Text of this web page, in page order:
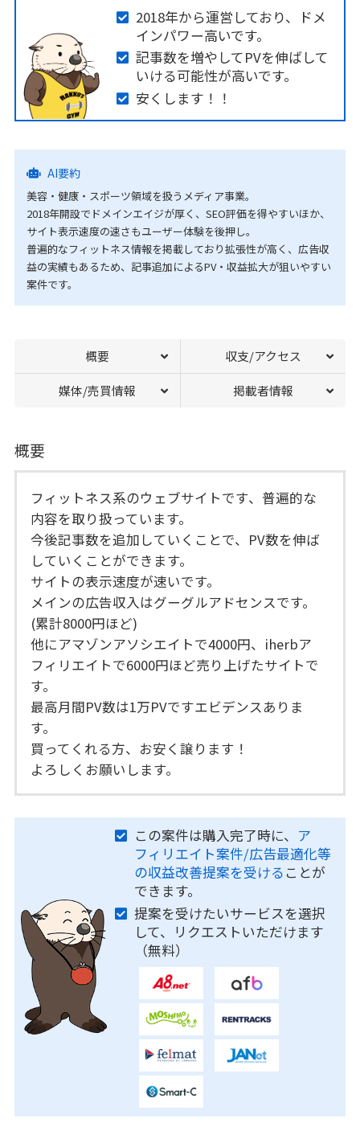
2018年から運営しており、ドメ
インパワー高いです。
記事数を増やしてPVを伸ばして
いける可能性が高いです。
安くします！！
AI要約
美容・健康・スポーツ領域を扱うメディア事業。
2018年開設でドメインエイジが厚く、SEO評価を得やすいほか、
サイト表示速度の速さもユーザー体験を後押し。
普遍的なフィットネス情報を掲載しており拡張性が高く、広告収
益の実績もあるため、記事追加によるPV・収益拡大が狙いやすい
案件です。
概要 収支/アクセス
媒体/売買情報 掲載者情報
概要
フィットネス系のウェブサイトです、普遍的な
内容を取り扱っています。
今後記事数を追加していくことで、PV数を伸ば
していくことができます。
サイトの表示速度が速いです。
メインの広告収入はグーグルアドセンスです。
(累計8000円ほど)
他にアマゾンアソシエイトで4000円、iherbア
フィリエイトで6000円ほど売り上げたサイトで
す。
最高月間PV数は1万PVですエビデンスありま
す。
買ってくれる方、お安く譲ります！
よろしくお願いします。
この案件は購入完了時に、 ア
フィリエイト案件/広告最適化等
の収益改善提案を受ける ことが
できます。
提案を受けたいサービスを選択
して、リクエストいただけます
（無料）